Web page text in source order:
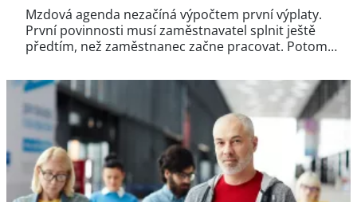
Mzdová agenda nezačíná výpočtem první výplaty.
První povinnosti musí zaměstnavatel splnit ještě
předtím, než zaměstnanec začne pracovat. Potom…